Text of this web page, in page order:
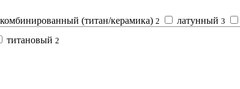
комбинированный (титан/керамика) 2 латунный 3
титановый 2